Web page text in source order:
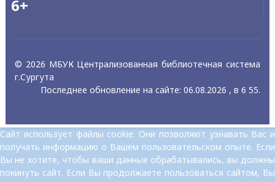
6+
© 2026 МБУК Централизованная библиотечная система
г.Сургута
Последнее обновление на сайте: 06.08.2026 , в 6 55.
Сайт использует файлы cookie. Они позволяют узнавать Вас и
получать информацию о Вашем пользовательском опыте. Если
Вы не хотите, чтобы ваши данные обрабатывались, вы должны
покинуть сайт. Если Вы продолжаете пользоваться сайтом, Вы